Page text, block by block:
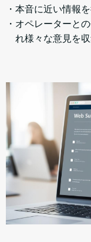
・本音に近い情報
・オペレーターと
れ様々な意見を収